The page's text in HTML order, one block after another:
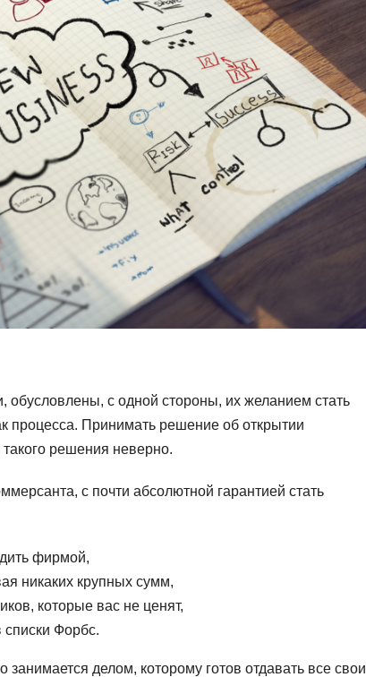
с одной стороны, их желанием стать
процесса. Принимать решение об открытии
решения неверно.
с почти абсолютной гарантией стать
фирмой,
никаких крупных сумм,
которые вас не ценят,
списки Форбс.
делом, которому готов отдавать все свои